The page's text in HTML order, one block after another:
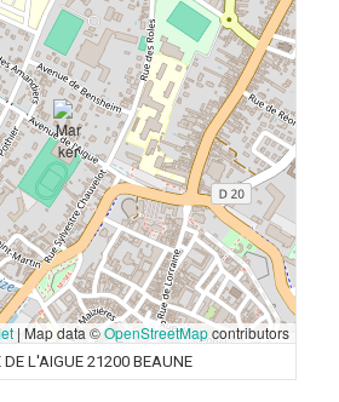
| Map data ©OpenStreetMapcontributors
DE L'AIGUE 21200 BEAUNE